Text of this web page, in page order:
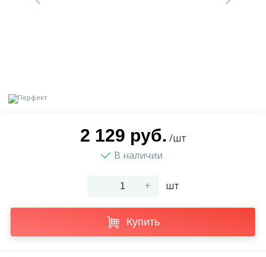
2 129 руб. /шт
В наличии
- + шт
Купить
Блог
Документы
Сотрудничество
Полуколонна
Составные части